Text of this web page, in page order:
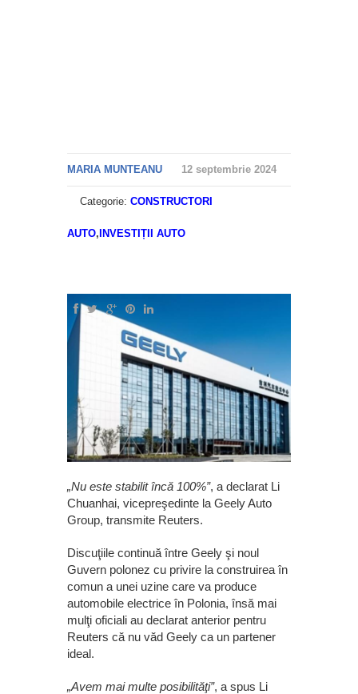
MARIA MUNTEANU 12 septembrie 2024
Categorie: CONSTRUCTORI
AUTO, INVESTIȚII AUTO
„Nu este stabilit încă 100%”, a declarat Li
Chuanhai, vicepreşedinte la Geely Auto
Group, transmite Reuters.
Discuţiile continuă între Geely şi noul
Guvern polonez cu privire la construirea în
comun a unei uzine care va produce
automobile electrice în Polonia, însă mai
mulţi oficiali au declarat anterior pentru
Reuters că nu văd Geely ca un partener
ideal.
„Avem mai multe posibilităţi”, a spus Li